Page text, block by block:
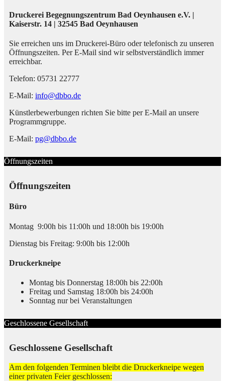
Druckerei Begegnungszentrum Bad Oeynhausen e.V. |
Kaiserstr. 14 | 32545 Bad Oeynhausen
Sie erreichen uns im Druckerei-Büro oder telefonisch zu unseren
Öffnungszeiten. Per E-Mail sind wir selbstverständlich immer
erreichbar.
Telefon: 05731 22777
E-Mail: info@dbbo.de
Künstlerbewerbungen richten Sie bitte per E-Mail an unsere
Programmgruppe.
E-Mail: pg@dbbo.de
Öffnungszeiten
Öffnungszeiten
Büro
Montag 9:00h bis 11:00h und 18:00h bis 19:00h
Dienstag bis Freitag: 9:00h bis 12:00h
Druckerkneipe
Montag bis Donnerstag 18:00h bis 22:00h
Freitag und Samstag 18:00h bis 24:00h
Sonntag nur bei Veranstaltungen
Geschlossene Gesellschaft
Geschlossene Gesellschaft
Am den folgenden Terminen bleibt die Druckerkneipe wegen
einer privaten Feier geschlossen: